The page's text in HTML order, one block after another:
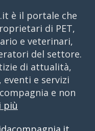
è il portale che
di PET,
e veterinari,
del settore.
di attualità,
eventi e servizi
e non
più